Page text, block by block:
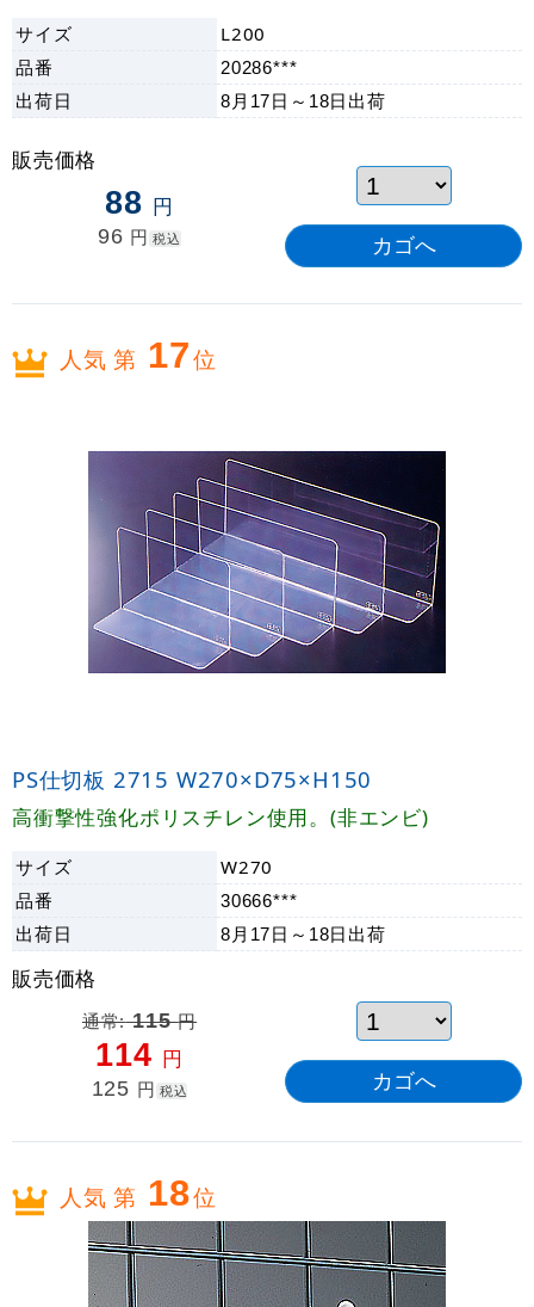
サイズ
L200
品番
20286***
出荷日 8月17日～18日 出荷
販売価格
88 円
96 円 税込
人気 第 17位
PS仕切板 2715 W270×D75×H150
高衝撃性強化ポリスチレン使用。(非エンビ)
サイズ
W270
品番
30666***
出荷日 8月17日～18日 出荷
販売価格
通常:115円
114 円
125 円 税込
人気 第 18位